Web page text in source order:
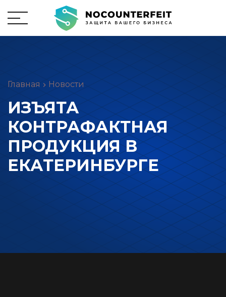
Главная Новости
ИЗЪЯТА
КОНТРАФАКТНАЯ
ПРОДУКЦИЯ В
ЕКАТЕРИНБУРГЕ